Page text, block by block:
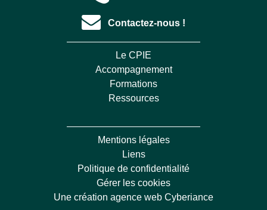
Contactez-nous !
Le CPIE
Accompagnement
Formations
Ressources
Mentions légales
Liens
Politique de confidentialité
Gérer les cookies
Une création agence web Cyberiance